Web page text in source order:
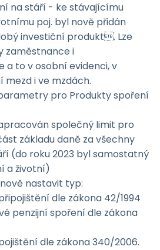
na stáří - ke stávajícímu
poj. byl nově přidán
investiční produkt. Lze
zaměstnance i
a to v osobní evidenci, v
i ve mzdách.
pro Produkty spoření
společný limit pro
základu daně za všechny
(do roku 2023 byl samostatný
a životní)
nastavit typ:
dle zákona 42/1994
penzijní spoření dle zákona
dle zákona 340/2006.